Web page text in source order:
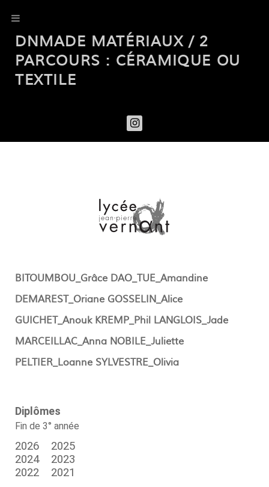
DNMADE MATÉRIAUX / 2
PARCOURS : CÉRAMIQUE OU
TEXTILE
BITOUMBOU_Grâce DAO_TUE_Amandine
DEMAREST_Oriane GOSSELIN_Alice
GUICHET_Anouk KREMP_Phil LANGLOIS_Jade
MARCEILLAC_Anna NOBILE_Juliette
PELTIER_Loanne SYLVESTRE_Olivia
Diplômes
Fin de 3° année
2026
2025
2024
2023
2022
2021